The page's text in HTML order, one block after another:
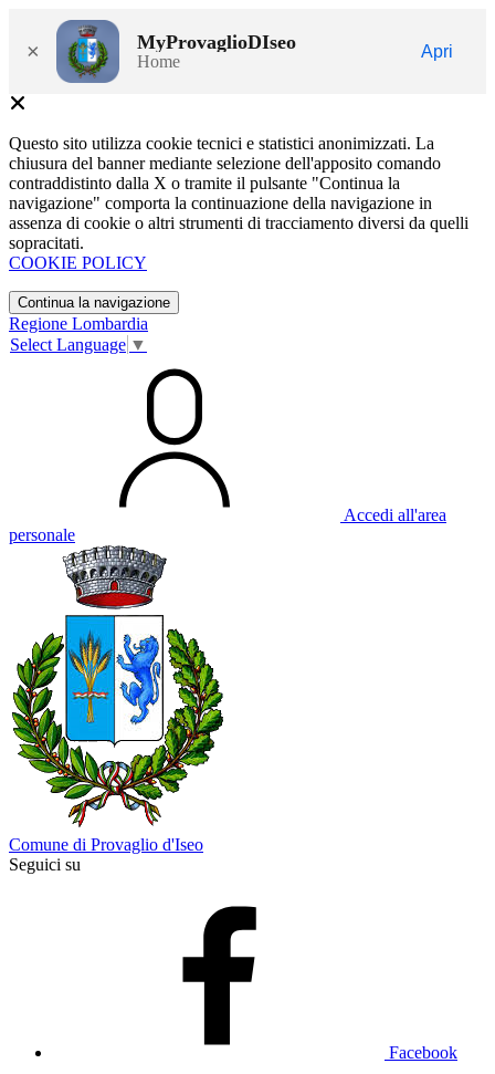
× MyProvaglioDIseo
Home
Apri
Questo sito utilizza cookie tecnici e statistici anonimizzati. La
chiusura del banner mediante selezione dell'apposito comando
contraddistinto dalla X o tramite il pulsante "Continua la
navigazione" comporta la continuazione della navigazione in
assenza di cookie o altri strumenti di tracciamento diversi da quelli
sopracitati.
COOKIE POLICY
Continua la navigazione
Regione Lombardia
Select Language ▼
Accedi all'area
personale
Comune di Provaglio d'Iseo
Seguici su
Facebook